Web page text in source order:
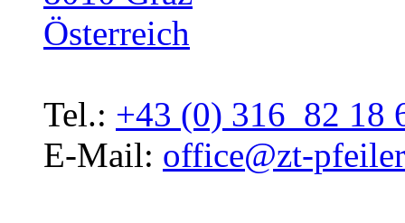
Österreich
Tel.: +43 (0) 316 82 18
E-Mail: office@zt-